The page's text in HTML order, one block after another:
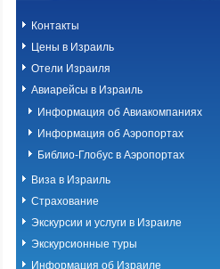
Контакты
Цены в Израиль
Отели Израиля
Авиарейсы в Израиль
Информация об Авиакомпаниях
Информация об Аэропортах
Библио-Глобус в Аэропортах
Виза в Израиль
Страхование
Экскурсии и услуги в Израиле
Экскурсионные туры
Информация об Израиле